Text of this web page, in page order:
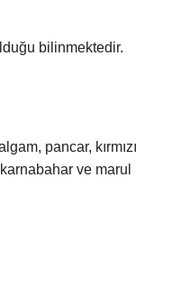
bilinmektedir.
pancar, kırmızı
ve marul